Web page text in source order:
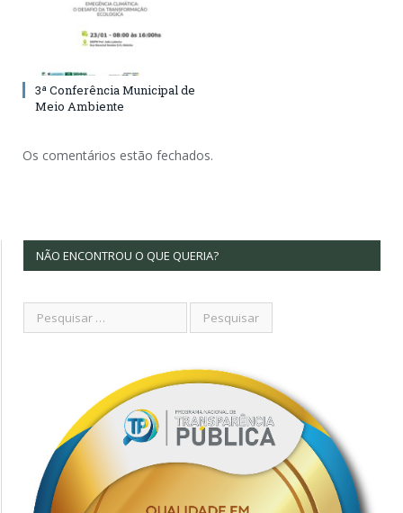
3ª Conferência Municipal de
Meio Ambiente
Os comentários estão fechados.
NÃO ENCONTROU O QUE QUERIA?